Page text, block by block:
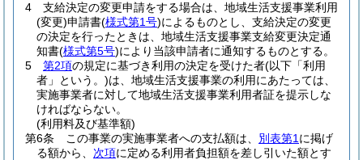
4
支給決定の変更申請をする場合は、地域生活支援事業利用
(変更)申請書(様式第1号)によるものとし、支給決定の変更
の決定を行ったときは、地域生活支援事業支給変更決定通
知書(様式第5号)により当該申請者に通知するものとする。
5
第2項の規定に基づき利用の決定を受けた者(以下「利用
者」という。)は、地域生活支援事業の利用にあたっては、
実施事業者に対して地域生活支援事業利用者証を提示しな
ければならない。
(利用料及び基準額)
第6条
この事業の実施事業者への支払額は、 別表第1 に掲げ
る額から、 次項に定める利用者負担額を差し引いた額とす